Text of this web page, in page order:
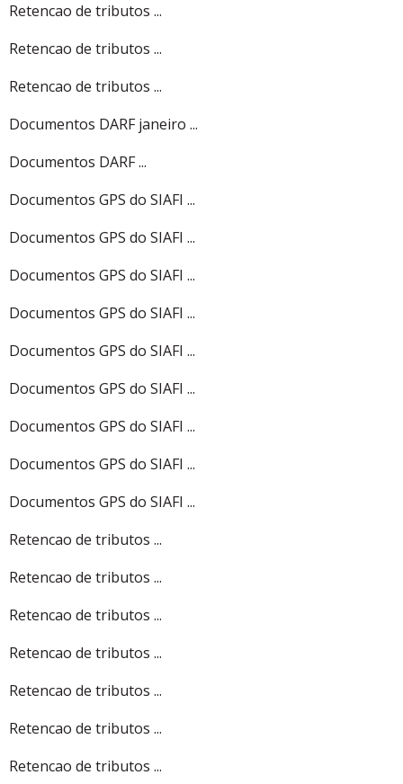
Retencao de tributos ...
Retencao de tributos ...
Retencao de tributos ...
Documentos DARF janeiro ...
Documentos DARF ...
Documentos GPS do SIAFI ...
Documentos GPS do SIAFI ...
Documentos GPS do SIAFI ...
Documentos GPS do SIAFI ...
Documentos GPS do SIAFI ...
Documentos GPS do SIAFI ...
Documentos GPS do SIAFI ...
Documentos GPS do SIAFI ...
Documentos GPS do SIAFI ...
Retencao de tributos ...
Retencao de tributos ...
Retencao de tributos ...
Retencao de tributos ...
Retencao de tributos ...
Retencao de tributos ...
Retencao de tributos ...